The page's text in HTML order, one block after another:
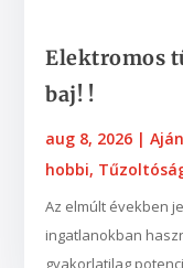
Elektromos
baj! !
aug 8, 2026 |
hobbi,
Az elmúlt években
ingatlanokban
gyakorlatilag